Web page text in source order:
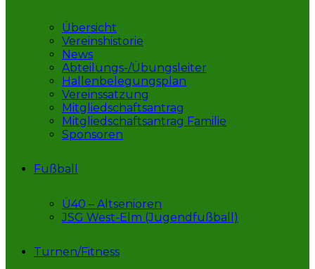
Übersicht
Vereinshistorie
News
Abteilungs-/Übungsleiter
Hallenbelegungsplan
Vereinssatzung
Mitgliedschaftsantrag
Mitgliedschaftsantrag Familie
Sponsoren
Fußball
Ü40 – Altsenioren
JSG West-Elm (Jugendfußball)
Turnen/Fitness